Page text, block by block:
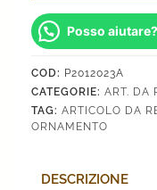
Posso aiutare?
COD: P2012023A
CATEGORIE: ART. DA
TAG: ARTICOLO DA
ORNAMENTO
DESCRIZIONE